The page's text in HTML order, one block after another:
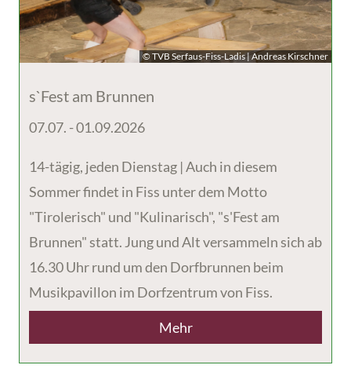
© TVB Serfaus-Fiss-Ladis | Andreas Kirschner
s`Fest am Brunnen
07.07. - 01.09.2026
14-tägig, jeden Dienstag | Auch in diesem
Sommer findet in Fiss unter dem Motto
"Tirolerisch" und "Kulinarisch", "s'Fest am
Brunnen" statt. Jung und Alt versammeln sich ab
16.30 Uhr rund um den Dorfbrunnen beim
Musikpavillon im Dorfzentrum von Fiss.
Mehr